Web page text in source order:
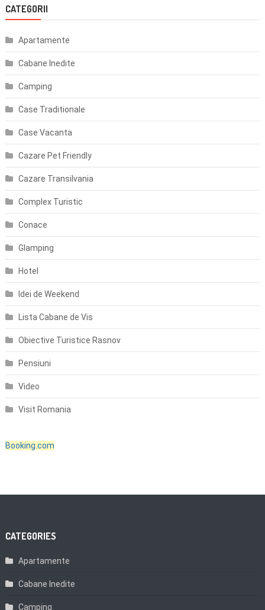
CATEGORII
Apartamente
Cabane Inedite
Camping
Case Traditionale
Case Vacanta
Cazare Pet Friendly
Cazare Transilvania
Complex Turistic
Conace
Glamping
Hotel
Idei de Weekend
Lista Cabane de Vis
Obiective Turistice Rasnov
Pensiuni
Video
Visit Romania
Booking.com
CATEGORIES
Apartamente
Cabane Inedite
Camping